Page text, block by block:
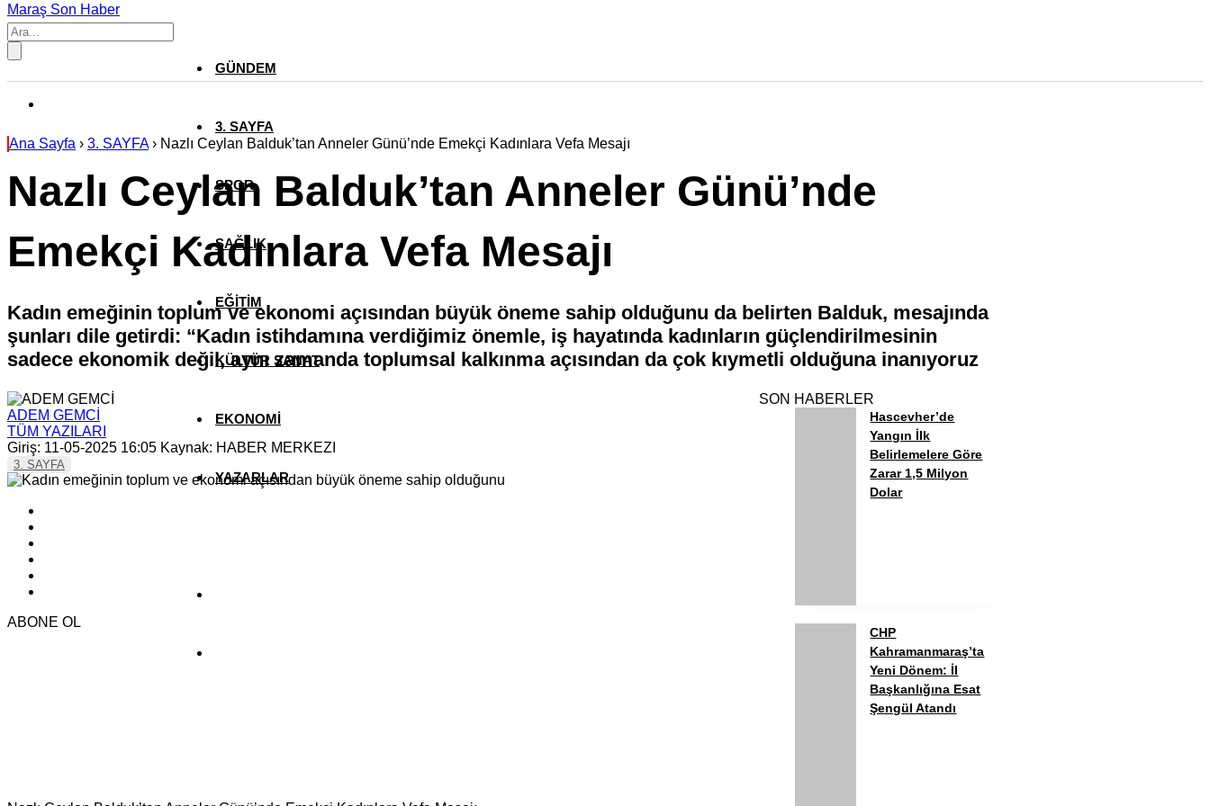
Maraş Son Haber
GÜNDEM
3. SAYFA
SPOR
SAĞLIK
EĞİTİM
KÜLTÜR SANAT
EKONOMİ
YAZARLAR
Ana Sayfa › 3. SAYFA› Nazlı Ceylan Balduk’tan Anneler Günü’nde Emekçi Kadınlara Vefa Mesajı
Nazlı Ceylan Balduk’tan Anneler Günü’nde
Emekçi Kadınlara Vefa Mesajı
Kadın emeğinin toplum ve ekonomi açısından büyük öneme sahip olduğunu da belirten Balduk, mesajında
şunları dile getirdi: “Kadın istihdamına verdiğimiz önemle, iş hayatında kadınların güçlendirilmesinin
sadece ekonomik değil, aynı zamanda toplumsal kalkınma açısından da çok kıymetli olduğuna inanıyoruz
ADEM GEMCİ
TÜM YAZILARI
Giriş: 11-05-2025 16:05 Kaynak: HABER MERKEZI
3. SAYFA
ABONE OL
SON HABERLER
Hascevher’de
Yangın İlk
Belirlemelere Göre
Zarar 1,5 Milyon
Dolar
CHP
Kahramanmaraş’ta
Yeni Dönem: İl
Başkanlığına Esat
Şengül Atandı